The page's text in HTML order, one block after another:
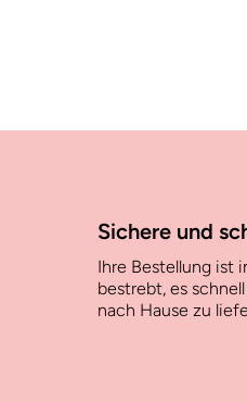
Sichere und
Ihre Bestellung ist
bestrebt, es
nach Hause zu